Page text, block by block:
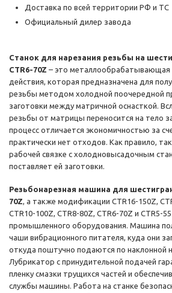
Доставка по всей территории РФ и ТС
Официальный дилер завода
Станок для нарезания резьбы на
CTR6-70Z – это металлообрабатывающая
действия, которая предназначена для
резьбы методом холодной поочередной
заготовки между матричной оснасткой.
резьбы от матрицы переносится на тело
процесс отличается экономичностью за
практически нет отходов. Как правило,
рабочей связке с холодновысадочным
поставляет ей заготовки.
Резьбонарезная машина для
70Z, а также модификации CTR16-150Z,
CTR10-100Z, CTR8-80Z, CTR6-70Z и CTR5-
промышленного оборудования. Машина
чаши вибрационного питателя, куда они
откуда поштучно подаются по наклонной
Лубрикатор с принудительной подачей
пленку смазки трущихся частей и
службы машины. Работа на станке